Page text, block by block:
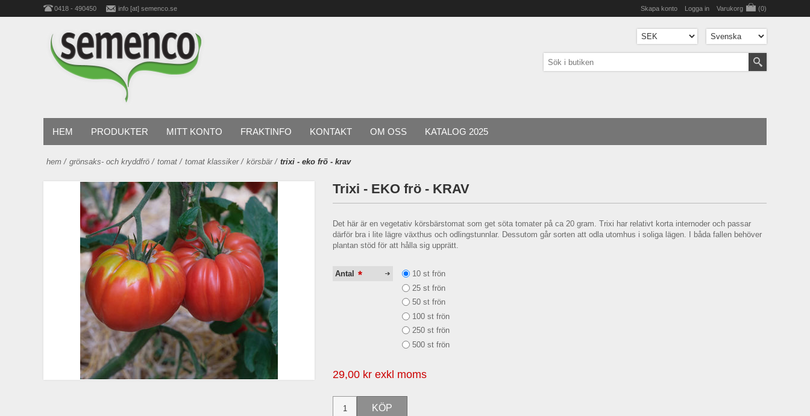
0418 - 490450 info [at] semenco.se Skapa konto Logga in Varukorg (0)
HEM PRODUKTER MITT KONTO FRAKTINFO KONTAKT OM OSS KATALOG 2025
hem / grönsaks- och kryddfrö / tomat / tomat klassiker / körsbär / trixi - eko frö - krav
Trixi - EKO frö - KRAV
Det här är en vegetativ körsbärstomat som get söta tomater på ca 20 gram. Trixi har relativt korta internoder och passar
därför bra i lite lägre växthus och odlingstunnlar. Dessutom går sorten att odla utomhus i soliga lägen. I båda fallen behöver
plantan stöd för att hålla sig upprätt.
Antal *
10 st frön
25 st frön
50 st frön
100 st frön
250 st frön
500 st frön
29,00 kr exkl moms